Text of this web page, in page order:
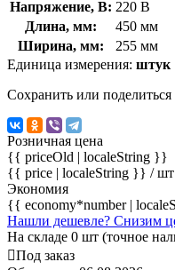
Напряжение, В: 220 В
Длина, мм:
450 мм
Ширина, мм:
255 мм
Единица измерения: штук
Сохранить или
Розничная цена
{{ priceOld | localeString }}
{{ price | localeString }} / шт
Экономия
{{ economy*number |
Нашли дешевле? Снизим
На складе 0 шт (точное
Под заказ